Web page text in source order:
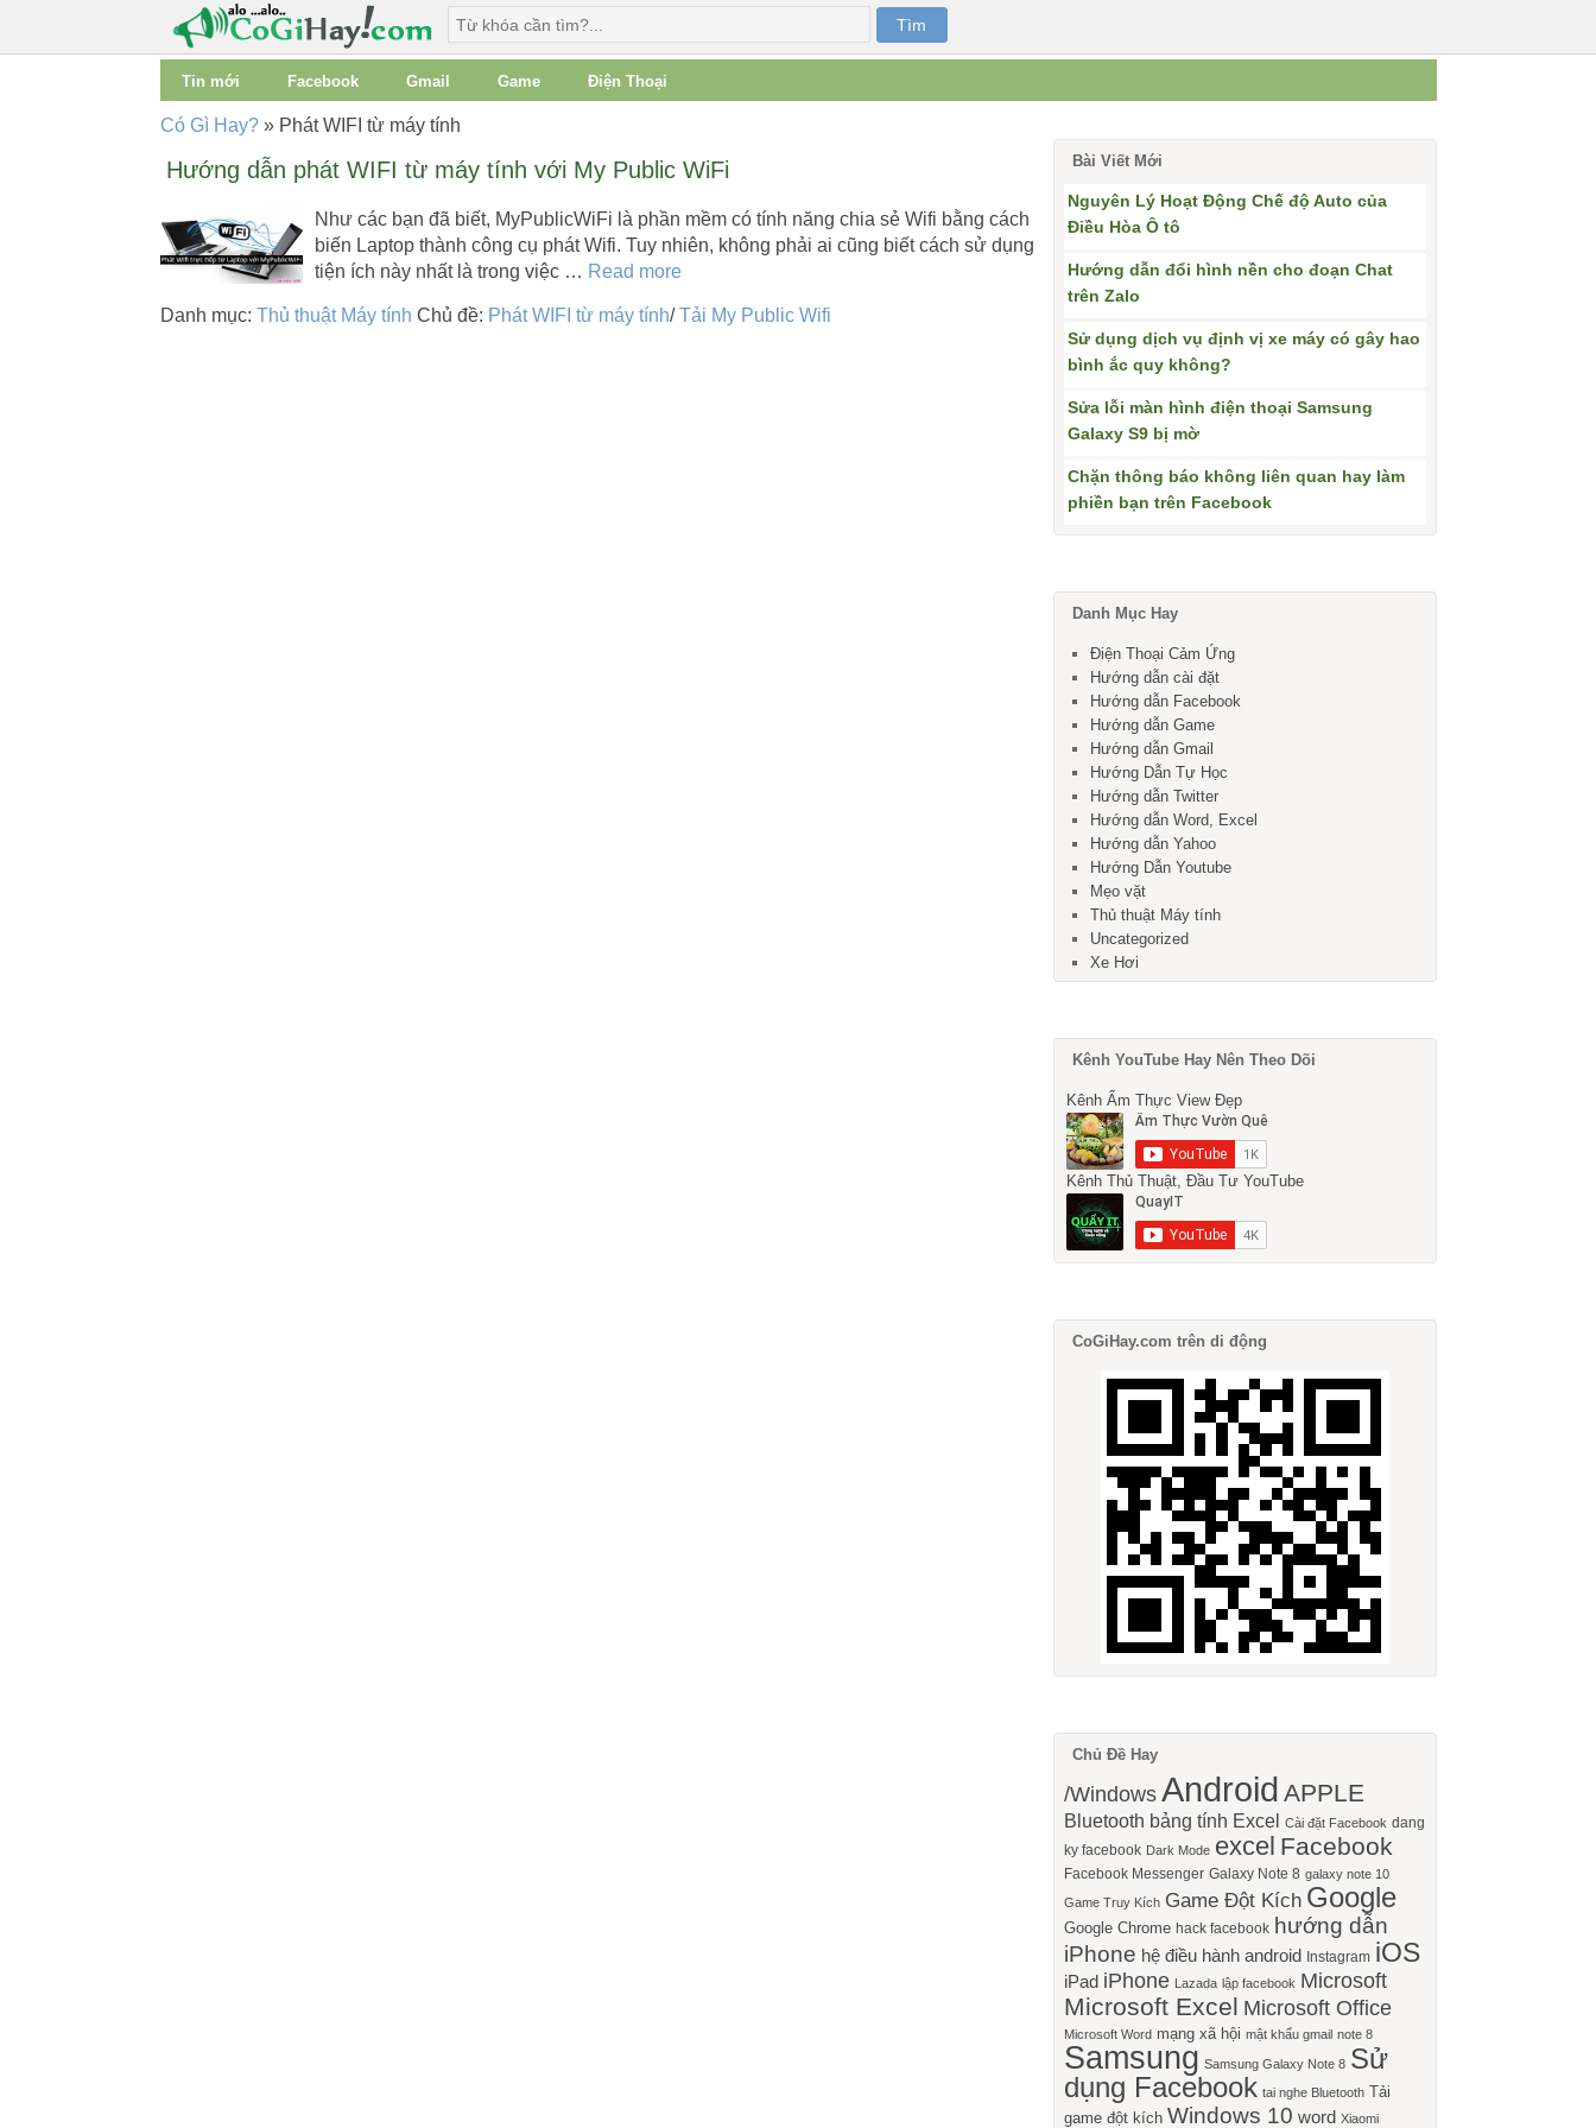
Tin mới Facebook Gmail Game Điện Thoại
Có Gì Hay? »Phát WIFI từ máy tính
Hướng dẫn phát WIFI từ máy tính với My Public WiFi
Như các bạn đã biết, MyPublicWiFi là phần mềm có tính năng chia sẻ Wifi bằng cách
biến Laptop thành công cụ phát Wifi. Tuy nhiên, không phải ai cũng biết cách sử dụng
tiện ích này nhất là trong việc … Read more
Danh mục: Thủ thuật Máy tính Chủ đề: Phát WIFI từ máy tính/Tải My Public Wifi
Bài Viết Mới
Nguyên Lý Hoạt Động Chế độ Auto của
Điều Hòa Ô tô
Hướng dẫn đổi hình nền cho đoạn Chat
trên Zalo
Sử dụng dịch vụ định vị xe máy có gây hao
bình ắc quy không?
Sửa lỗi màn hình điện thoại Samsung
Galaxy S9 bị mờ
Chặn thông báo không liên quan hay làm
phiền bạn trên Facebook
Danh Mục Hay
Điện Thoại Cảm Ứng
Hướng dẫn cài đặt
Hướng dẫn Facebook
Hướng dẫn Game
Hướng dẫn Gmail
Hướng Dẫn Tự Học
Hướng dẫn Twitter
Hướng dẫn Word, Excel
Hướng dẫn Yahoo
Hướng Dẫn Youtube
Mẹo vặt
Thủ thuật Máy tính
Uncategorized
Xe Hơi
Kênh YouTube Hay Nên Theo Dõi
Kênh Ẩm Thực View Đẹp
Kênh Thủ Thuật, Đầu Tư YouTube
CoGiHay.com trên di động
Chủ Đề Hay
/Windows Android APPLE
Bluetooth bảng tính Excel Cài đặt Facebook dang
ky facebook Dark Mode excel Facebook
Facebook Messenger Galaxy Note 8 galaxy note 10
Game Truy Kích Game Đột Kích Google
Google Chrome hack facebook hướng dẫn
iPhone hệ điều hành android Instagram iOS
iPad iPhone Lazada lập facebook Microsoft
Microsoft Excel Microsoft Office
Microsoft Word mạng xã hội mật khẩu gmail note 8
Samsung Samsung Galaxy Note 8 Sử
dụng Facebook tai nghe Bluetooth Tải
game đột kích Windows 10 word Xiaomi